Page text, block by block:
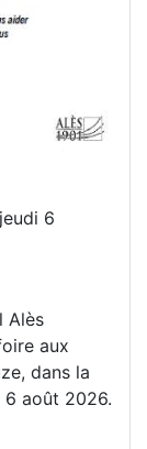
jeudi 6
Alès
aux
dans la
6 août 2026.